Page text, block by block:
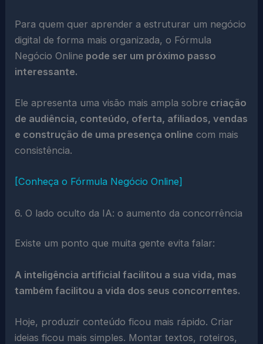
Para quem quer aprender a estruturar um negócio
digital de forma mais organizada, o Fórmula
Negócio Online pode ser um próximo passo
interessante.
Ele apresenta uma visão mais ampla sobre criação
de audiência, conteúdo, oferta, afiliados, vendas
e construção de uma presença online com mais
consistência.
[Conheça o Fórmula Negócio Online]
6. O lado oculto da IA: o aumento da concorrência
Existe um ponto que muita gente evita falar:
A inteligência artificial facilitou a sua vida, mas
também facilitou a vida dos seus concorrentes.
Hoje, produzir conteúdo ficou mais rápido. Criar
ideias ficou mais simples. Montar textos, roteiros,